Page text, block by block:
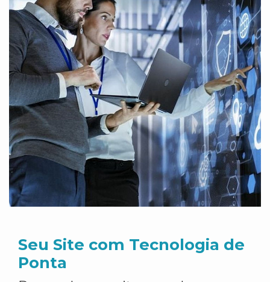
Seu Site com Tecnologia de
Ponta